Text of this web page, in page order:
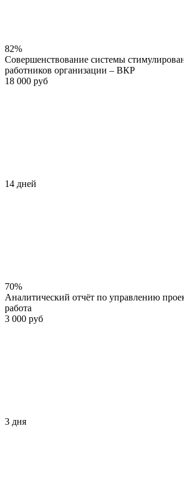
82%
Совершенствование системы
работников организации – ВКР
18 000 руб
14 дней
70%
Аналитический отчёт по управлению
работа
3 000 руб
3 дня